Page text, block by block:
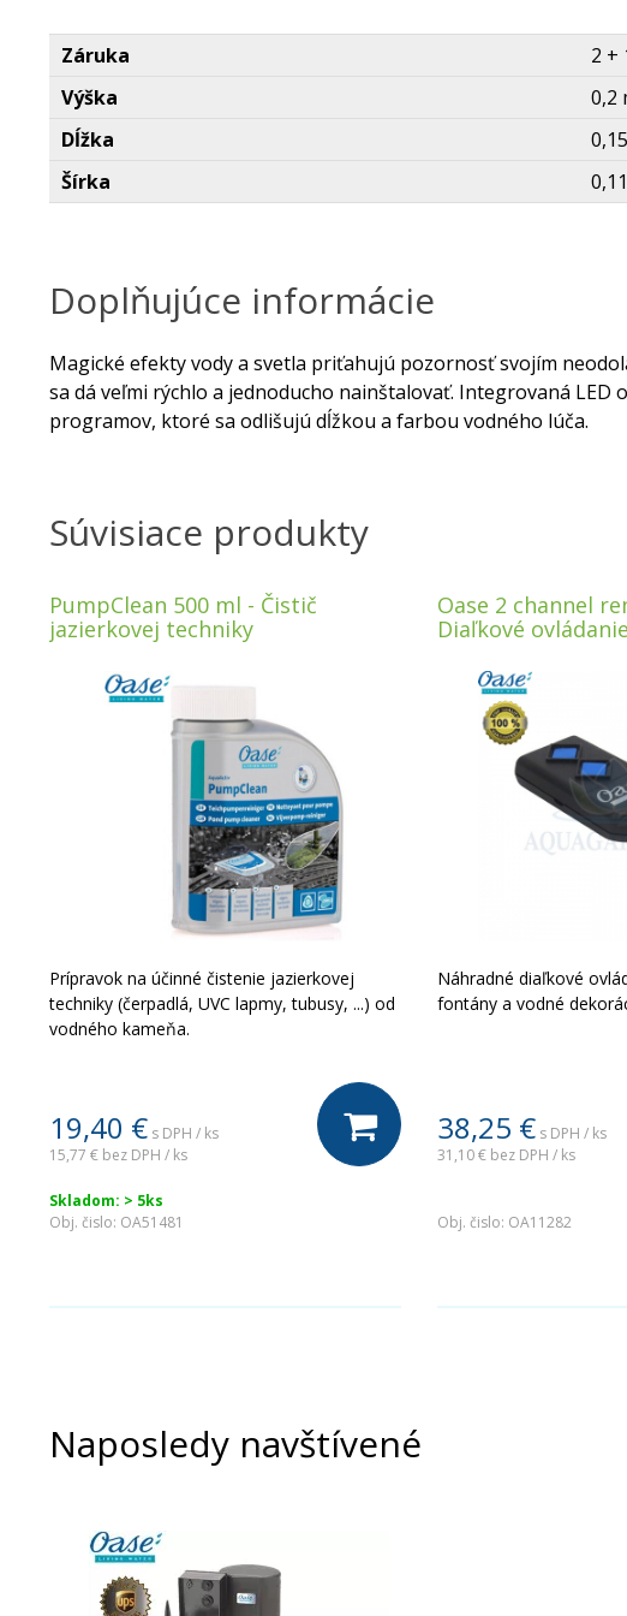
Záruka
2 +
Výška
0,2
Dĺžka
Šírka
Doplňujúce informácie
Magické efekty vody a svetla priťahujú pozornosť svojím
sa dá veľmi rýchlo a jednoducho nainštalovať. Integrovaná
programov, ktoré sa odlišujú dĺžkou a farbou vodného lúča.
Súvisiace produkty
PumpClean 500 ml - Čistič
jazierkovej techniky
Prípravok na účinné čistenie jazierkovej
techniky (čerpadlá, UVC lapmy, tubusy, ...) od
vodného kameňa.
19,40 € s DPH / ks
15,77 € bez DPH / ks
Skladom: > 5ks
Obj. čislo: OA51481
Oase 2 channel
Diaľkové ovládanie
Náhradné diaľkové
fontány a vodné
38,25 € s DPH / ks
31,10 € bez DPH / ks
Obj. čislo: OA11282
Naposledy navštívené